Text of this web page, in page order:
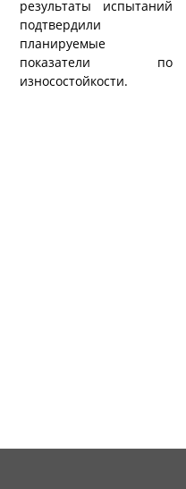
результаты испытаний
подтвердили
планируемые
показатели по
износостойкости.